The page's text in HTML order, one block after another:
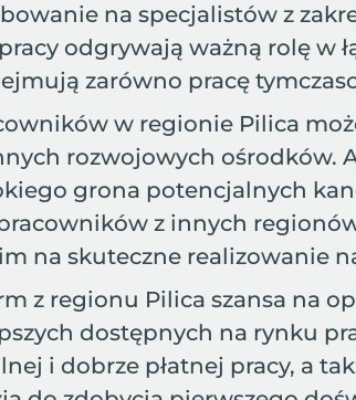
na specjalistów z
odgrywają ważną rolę w
zarówno pracę
w regionie Pilica
rozwojowych ośrodków.
grona potencjalnych
z innych
na skuteczne
z regionu Pilica szansa na
dostępnych na rynku
i dobrze płatnej pracy, a